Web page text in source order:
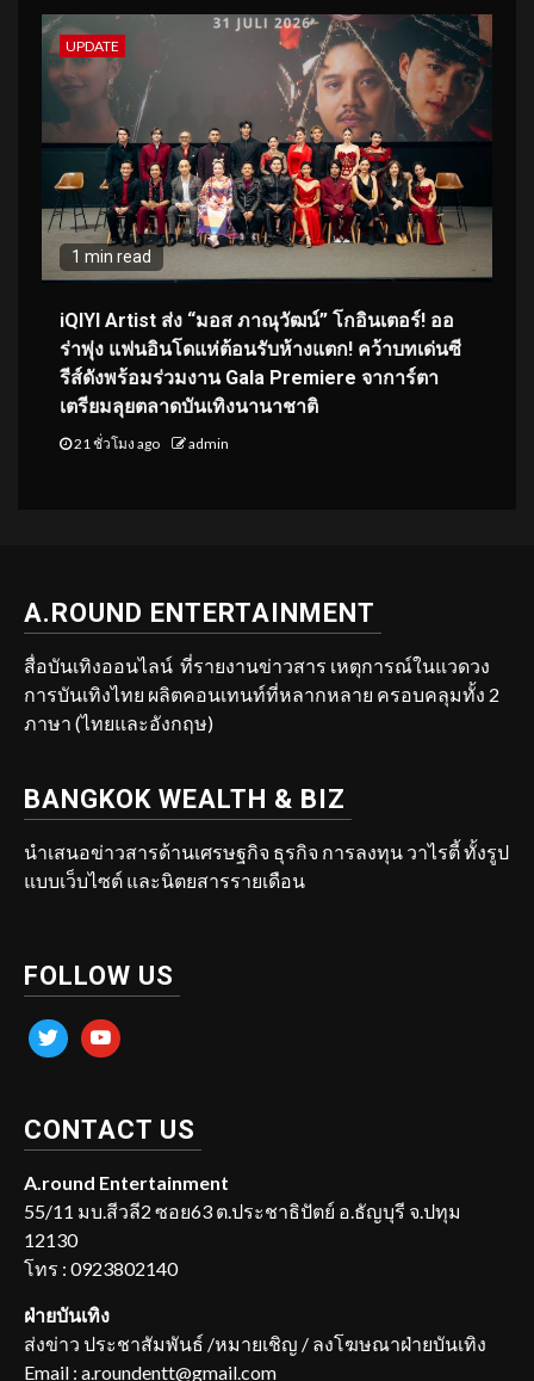
UPDATE
1 min read
iQIYI Artist ส่ง “มอส ภาณุวัฒน์” โกอินเตอร์! ออ
ร่าพุ่ง แฟนอินโดแห่ต้อนรับห้างแตก! คว้าบทเด่นซี
รีส์ดังพร้อมร่วมงาน Gala Premiere จาการ์ตา
เตรียมลุยตลาดบันเทิงนานาชาติ
21 ชั่วโมง ago admin
A.ROUND ENTERTAINMENT
สื่อบันเทิงออนไลน์ ที่รายงานข่าวสาร เหตุการณ์ในแวดวง
การบันเทิงไทย ผลิตคอนเทนท์ที่หลากหลาย ครอบคลุมทั้ง 2
ภาษา (ไทยและอังกฤษ)
BANGKOK WEALTH & BIZ
นำเสนอข่าวสารด้านเศรษฐกิจ ธุรกิจ การลงทุน วาไรตี้ ทั้งรูป
แบบเว็บไซต์ และนิตยสารรายเดือน
FOLLOW US
twitter youtube
CONTACT US
A.round Entertainment
55/11 มบ.สีวลี2 ซอย63 ต.ประชาธิปัตย์ อ.ธัญบุรี จ.ปทุม
12130
โทร : 0923802140
ฝ่ายบันเทิง
ส่งข่าว ประชาสัมพันธ์ /หมายเชิญ / ลงโฆษณาฝ่ายบันเทิง
Email : a.roundentt@gmail.com